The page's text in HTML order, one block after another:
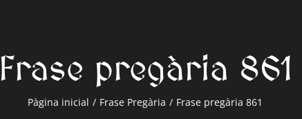
Frase pregària 861
Pàgina inicial / Frase Pregària / Frase pregària 861